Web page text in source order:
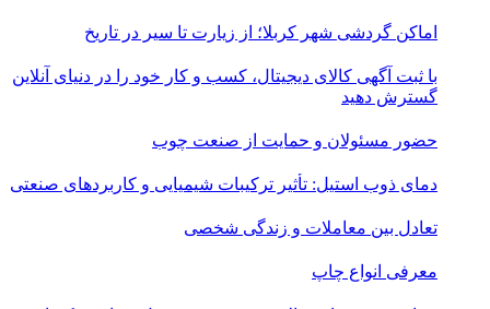
اماکن گردشی شهر کربلا؛ از زیارت تا سیر در تاریخ
با ثبت آگهی کالای دیجیتال، کسب و کار خود را در دنیای آنلاین
گسترش دهید
حضور مسئولان و حمایت از صنعت چوب
دمای ذوب استیل: تأثیر ترکیبات شیمیایی و کاربردهای صنعتی
تعادل بین معاملات و زندگی شخصی
معرفی انواع چاپ